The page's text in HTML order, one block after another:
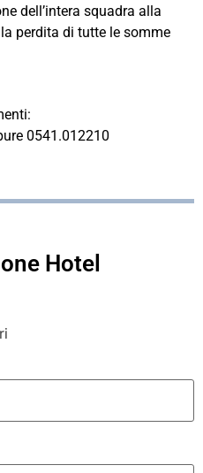
dell’intera squadra alla
perdita di tutte le somme
0541.012210
Hotel